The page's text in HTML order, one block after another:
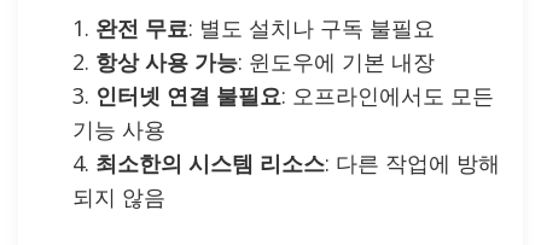
완전 무료: 별도 설치나 구독 불필요
항상 사용 가능: 윈도우에 기본 내장
인터넷 연결 불필요: 오프라인에서도 모든
기능 사용
최소한의 시스템 리소스: 다른 작업에 방해
되지 않음